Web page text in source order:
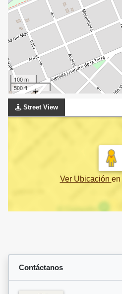
100 m
500 ft
Street View
Ver Ubicación en
Contáctanos